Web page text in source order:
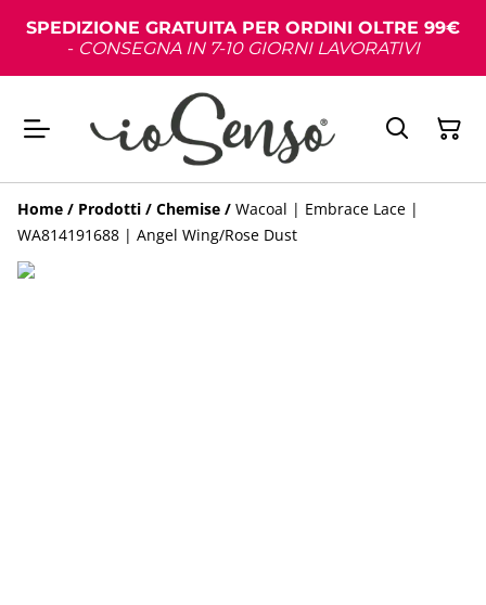
SPEDIZIONE GRATUITA PER ORDINI OLTRE 99€
- CONSEGNA IN 7-10 GIORNI LAVORATIVI
Home / Prodotti / Chemise / Wacoal | Embrace Lace |
WA814191688 | Angel Wing/Rose Dust